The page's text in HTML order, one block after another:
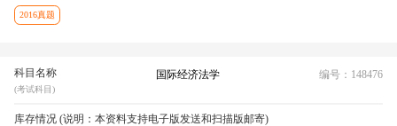
2016真题
科目名称
(考试科目)
国际经济法学 编号：148476
库存情况 (说明：本资料支持电子版发送和扫描版邮寄)